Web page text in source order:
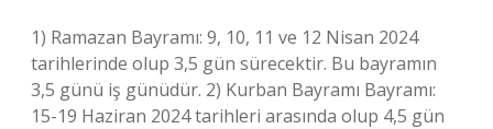
1) Ramazan Bayramı: 9, 10, 11 ve 12 Nisan 2024
tarihlerinde olup 3,5 gün sürecektir. Bu bayramın
3,5 günü iş günüdür. 2) Kurban Bayramı Bayramı:
15-19 Haziran 2024 tarihleri ​​arasında olup 4,5 gün